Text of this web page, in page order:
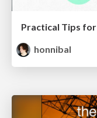
honnibal